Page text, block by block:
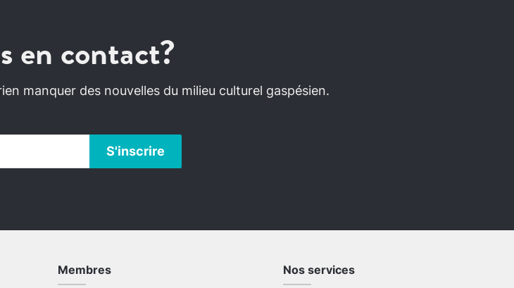
en contact?
manquer des nouvelles du milieu culturel gaspésien.
Membres Nos services